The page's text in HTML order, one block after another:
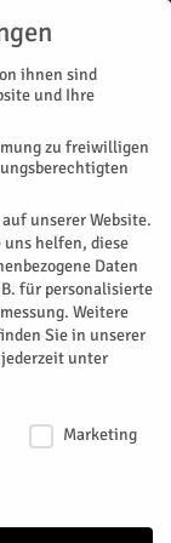
das, was unseren
Kamera,
Nachhaltigkeit und
ihnen sind
und Ihre
zu freiwilligen
unserer Website.
uns helfen, diese
Daten
für personalisierte
Weitere
Sie in unserer
unter
Marketing